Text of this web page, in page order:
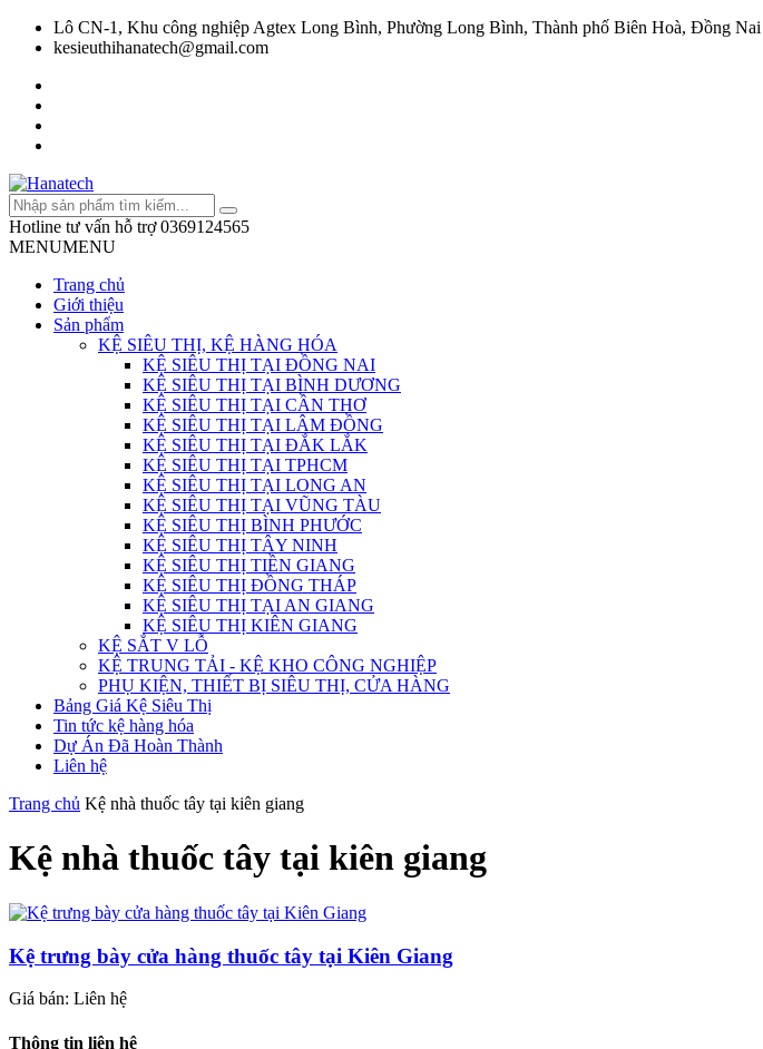
Lô CN-1, Khu công nghiệp Agtex Long Bình, Phường Long Bình, Thành phố Biên Hoà, Đồng Nai
kesieuthihanatech@gmail.com
Hotline tư vấn hỗ trợ 0369124565
MENUMENU
Trang chủ
Giới thiệu
Sản phẩm
KỆ SIÊU THỊ, KỆ HÀNG HÓA
KỆ SIÊU THỊ TẠI ĐỒNG NAI
KỆ SIÊU THỊ TẠI BÌNH DƯƠNG
KỆ SIÊU THỊ TẠI CẦN THƠ
KỆ SIÊU THỊ TẠI LÂM ĐỒNG
KỆ SIÊU THỊ TẠI ĐẮK LẮK
KỆ SIÊU THỊ TẠI TPHCM
KỆ SIÊU THỊ TẠI LONG AN
KỆ SIÊU THỊ TẠI VŨNG TÀU
KỆ SIÊU THỊ BÌNH PHƯỚC
KỆ SIÊU THỊ TÂY NINH
KỆ SIÊU THỊ TIỀN GIANG
KỆ SIÊU THỊ ĐỒNG THÁP
KỆ SIÊU THỊ TẠI AN GIANG
KỆ SIÊU THỊ KIÊN GIANG
KỆ SẮT V LỖ
KỆ TRUNG TẢI - KỆ KHO CÔNG NGHIỆP
PHỤ KIỆN, THIẾT BỊ SIÊU THỊ, CỬA HÀNG
Bảng Giá Kệ Siêu Thị
Tin tức kệ hàng hóa
Dự Án Đã Hoàn Thành
Liên hệ
Trang chủ Kệ nhà thuốc tây tại kiên giang
Kệ nhà thuốc tây tại kiên giang
Kệ trưng bày cửa hàng thuốc tây tại Kiên Giang
Giá bán: Liên hệ
Thông tin liên hệ